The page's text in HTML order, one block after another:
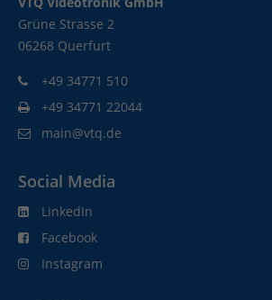
Grüne Strasse 2
06268 Querfurt
+49 34771 510
+49 34771 22044
main@vtq.de
Social Media
LinkedIn
Facebook
Instagram